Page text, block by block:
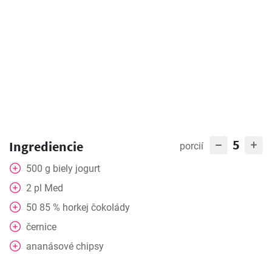
Ingrediencie porcií 5
500 g biely jogurt
2 pl Med
50 85 % horkej čokolády
černice
ananásové chipsy